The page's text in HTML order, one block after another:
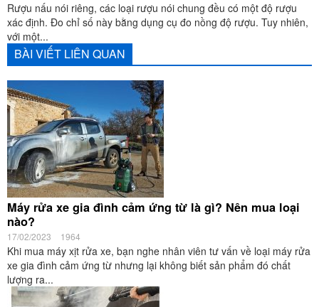
Rượu nấu nói riêng, các loại rượu nói chung đều có một độ rượu
xác định. Đo chỉ số này bằng dụng cụ đo nồng độ rượu. Tuy nhiên,
với một...
BÀI VIẾT LIÊN QUAN
Máy rửa xe gia đình cảm ứng từ là gì? Nên mua loại
nào?
17/02/2023 1964
Khi mua máy xịt rửa xe, bạn nghe nhân viên tư vấn về loại máy rửa
xe gia đình cảm ứng từ nhưng lại không biết sản phẩm đó chất
lượng ra...